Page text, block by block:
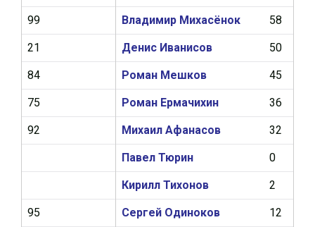
Владимир Михасёнок 58
Денис Иванисов 50
Роман Мешков 45
Роман Ермачихин 36
Михаил Афанасов 32
Павел Тюрин 0
Кирилл Тихонов 2
Сергей Одиноков 12
99
21
84
75
92
95